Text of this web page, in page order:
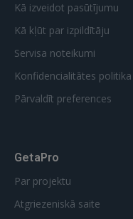
Kā izveidot pasūtījumu
Kā kļūt par izpildītāju
Servisa noteikumi
Konfidencialitātes politika
Pārvaldīt preferences
GetaPro
Par projektu
Atgriezeniskā saite